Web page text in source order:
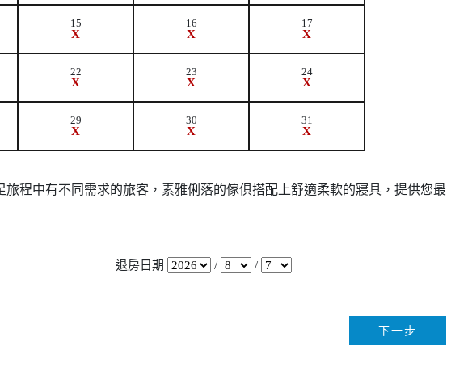
15
X
16
X
17
X
22
X
23
X
24
X
29
X
30
X
31
X
程中有不同需求的旅客，素雅俐落的傢俱搭配上舒適柔軟的寢具，提供您最
退房日期 / /